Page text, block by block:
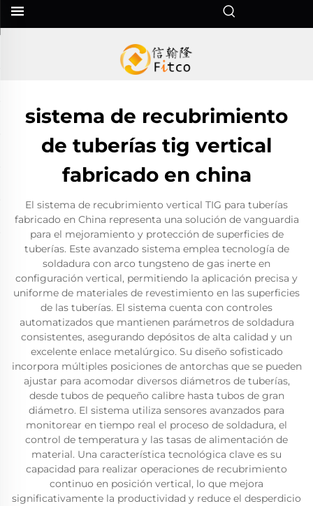
sistema de recubrimiento
de tuberías tig vertical
fabricado en china
El sistema de recubrimiento vertical TIG para tuberías
fabricado en China representa una solución de vanguardia
para el mejoramiento y protección de superficies de
tuberías. Este avanzado sistema emplea tecnología de
soldadura con arco tungsteno de gas inerte en
configuración vertical, permitiendo la aplicación precisa y
uniforme de materiales de revestimiento en las superficies
de las tuberías. El sistema cuenta con controles
automatizados que mantienen parámetros de soldadura
consistentes, asegurando depósitos de alta calidad y un
excelente enlace metalúrgico. Su diseño sofisticado
incorpora múltiples posiciones de antorchas que se pueden
ajustar para acomodar diversos diámetros de tuberías,
desde tubos de pequeño calibre hasta tubos de gran
diámetro. El sistema utiliza sensores avanzados para
monitorear en tiempo real el proceso de soldadura, el
control de temperatura y las tasas de alimentación de
material. Una característica tecnológica clave es su
capacidad para realizar operaciones de recubrimiento
continuo en posición vertical, lo que mejora
significativamente la productividad y reduce el desperdicio